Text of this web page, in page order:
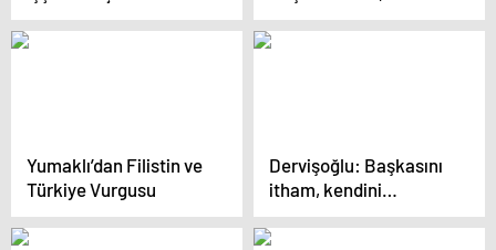
konuştu Açıklaması
Yumaklı’dan Filistin ve
Türkiye Vurgusu
Dervişoğlu: Başkasını
itham, kendini
müdafaa değildir Sayın
Kılıçdaroğlu